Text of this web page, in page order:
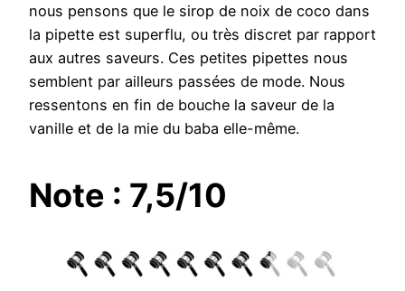
nous pensons que le sirop de noix de coco dans
la pipette est superflu, ou très discret par rapport
aux autres saveurs. Ces petites pipettes nous
semblent par ailleurs passées de mode. Nous
ressentons en fin de bouche la saveur de la
vanille et de la mie du baba elle-même.
Note : 7,5/10